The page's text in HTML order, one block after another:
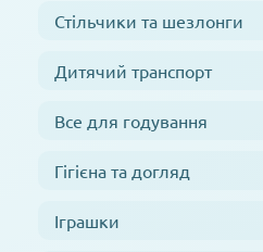
Стільчики та шезлонги
Дитячий транспорт
Все для годування
Гігієна та догляд
Іграшки